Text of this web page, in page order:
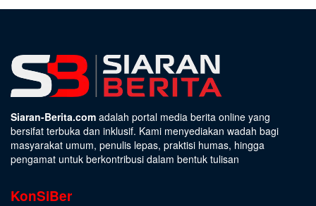
Siaran-Berita.com adalah portal media berita online yang
bersifat terbuka dan inklusif. Kami menyediakan wadah bagi
masyarakat umum, penulis lepas, praktisi humas, hingga
pengamat untuk berkontribusi dalam bentuk tulisan
KonSiBer